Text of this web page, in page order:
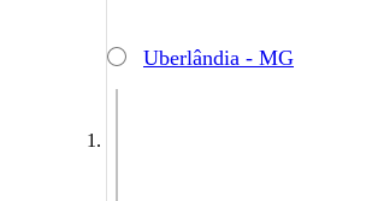
Uberlândia - MG